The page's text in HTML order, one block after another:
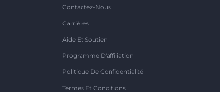
Contactez-Nous
Carrières
Aide Et Soutien
Programme D'affiliation
Politique De Confidentialité
Termes Et Conditions